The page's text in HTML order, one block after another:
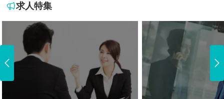
北海道・東北地方
北海道
関東地方
求人特集